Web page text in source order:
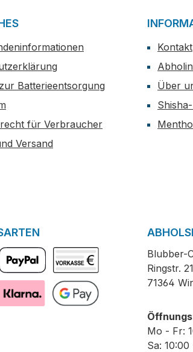
für
per
Die
Wenax
Batterieentsorgung
für Verbraucher
Versand
Kontakt
Über
Vorkasse
Blubber-
Ringstr. 21
71364
Mo - Fr:
Sa: